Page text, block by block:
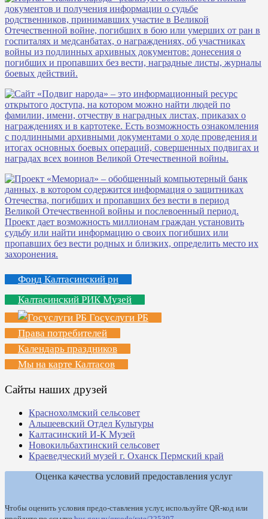
Фонд Калтасинский рн
Калтасинский РИК Музей
Госуслуги РБ
Права потребителей
Календарь праздников
Мы на карте Калтасов
Сайты наших друзей
Краснохолмский сельсовет
Альшеевский Отдел Культуры
Калтасинский И-К Музей
Новокильбахтинский сельсовет
Краеведческий музей г. Оханск Пермский край
Оценка качества условий предоставления услуг
Чтобы оценить условия предо-ставления услуг, используйте QR-код или